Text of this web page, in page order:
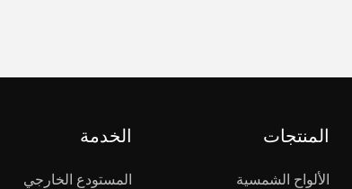
المنتجات
الألواح الشمسية
الخدمة
المستودع الخارجي